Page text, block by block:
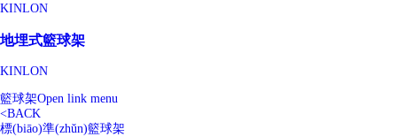
KINLON
地埋式籃球架
KINLON
籃球架Open link menu
<BACK
標(biāo)準(zhǔn)籃球架